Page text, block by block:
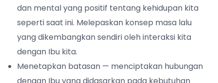
dan mental yang positif tentang kehidupan kita
seperti saat ini. Melepaskan konsep masa lalu
yang dikembangkan sendiri oleh interaksi kita
dengan Ibu kita.
Menetapkan batasan — menciptakan hubungan
dengan Ibu yang didasarkan pada kebutuhan